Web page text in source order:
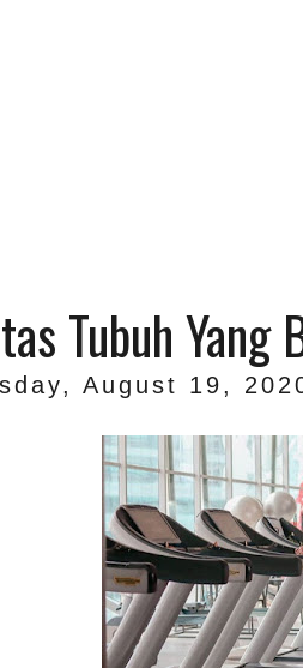
Tubuh
August 19,